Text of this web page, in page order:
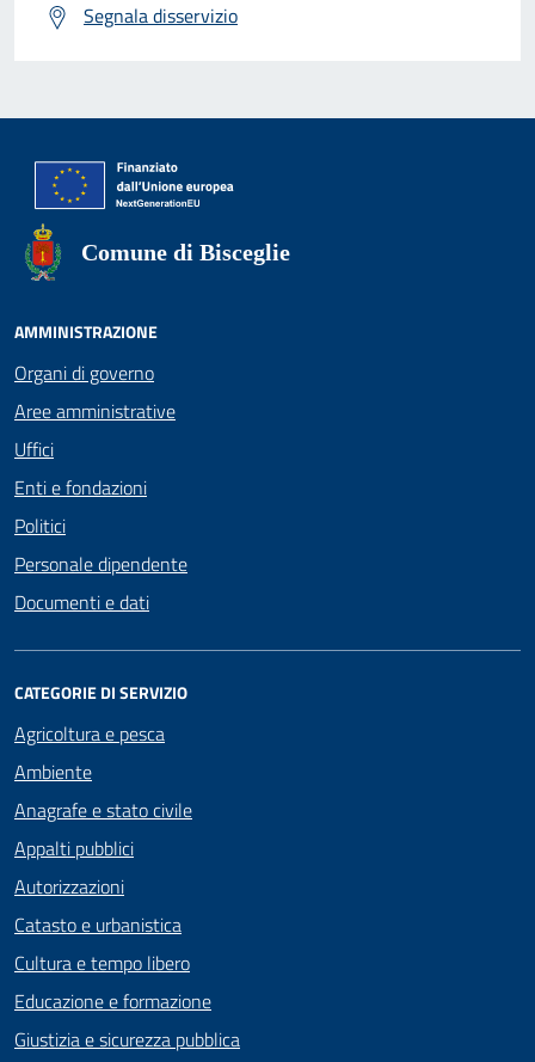
Segnala disservizio
Comune di Bisceglie
AMMINISTRAZIONE
Organi di governo
Aree amministrative
Uffici
Enti e fondazioni
Politici
Personale dipendente
Documenti e dati
CATEGORIE DI SERVIZIO
Agricoltura e pesca
Ambiente
Anagrafe e stato civile
Appalti pubblici
Autorizzazioni
Catasto e urbanistica
Cultura e tempo libero
Educazione e formazione
Giustizia e sicurezza pubblica